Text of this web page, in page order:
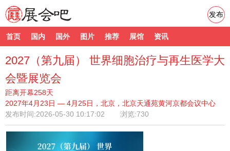
首页 国内 国外 图片 推荐 展馆 资讯
发布
2027（第九届） 世界细胞治疗与再生医学大
会暨展览会
距离开幕258天
2027年4月23日 — 4月25日，北京，北京天通苑黄河京都会议中心
发布时间:2026-05-30 10:17:02 浏览:730